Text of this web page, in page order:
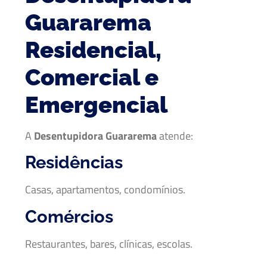
Guararema
Residencial,
Comercial e
Emergencial
A Desentupidora Guararemaatende:
Residências
Casas, apartamentos, condomínios.
Comércios
Restaurantes, bares, clínicas, escolas.